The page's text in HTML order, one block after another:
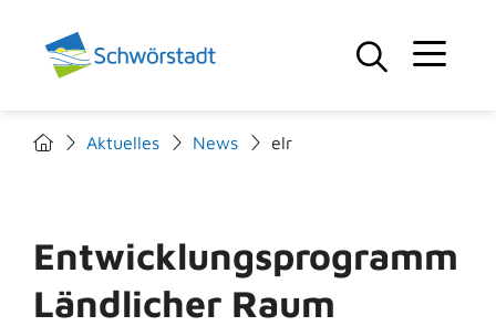
Aktuelles News elr
Entwicklungsprogramm
Ländlicher Raum